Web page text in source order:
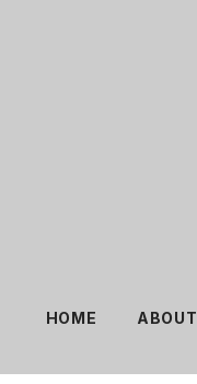
HOME ABOUT